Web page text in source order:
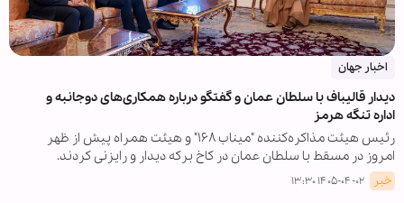
اخبار جهان
دیدار قالیباف با سلطان عمان و گفتگو درباره همکاری‌های دوجانبه و
اداره تنگه هرمز
رئیس هیئت مذاکره‌کننده "میناب ۱۶۸" و هیئت همراه پیش از ظهر
امروز در مسقط با سلطان عمان در کاخ برکه دیدار و رایزنی کردند.
خبر ۱۴۰۵-۰۴-۰۲ ۱۳:۳۰